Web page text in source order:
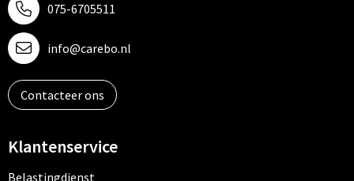
075-6705511
info@carebo.nl
Contacteer ons
Klantenservice
Belastingdienst